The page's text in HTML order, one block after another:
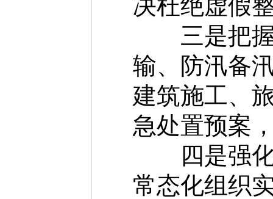
决杜绝虚假
三是把握
输、防汛备
建筑施工、
急处置预案
四是强化
常态化组织